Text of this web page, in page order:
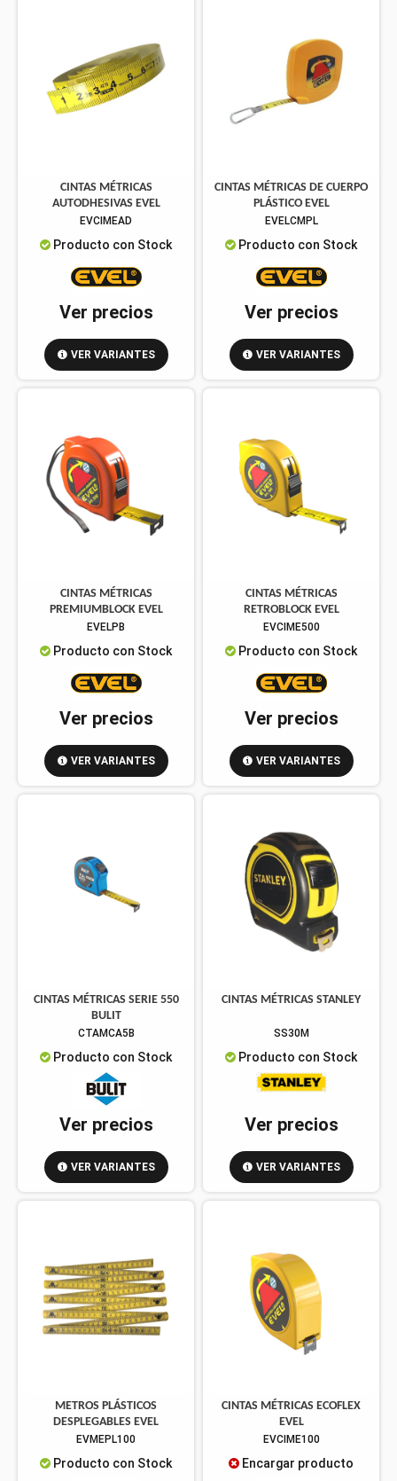
CINTAS MÉTRICAS
AUTODHESIVAS EVEL
EVCIMEAD
Producto con Stock
Ver precios
VER VARIANTES
CINTAS MÉTRICAS DE CUERPO
PLÁSTICO EVEL
EVELCMPL
Producto con Stock
Ver precios
VER VARIANTES
CINTAS MÉTRICAS
PREMIUMBLOCK EVEL
EVELPB
Producto con Stock
Ver precios
VER VARIANTES
CINTAS MÉTRICAS
RETROBLOCK EVEL
EVCIME500
Producto con Stock
Ver precios
VER VARIANTES
CINTAS MÉTRICAS SERIE 550
BULIT
CTAMCA5B
Producto con Stock
Ver precios
VER VARIANTES
CINTAS MÉTRICAS STANLEY
SS30M
Producto con Stock
Ver precios
VER VARIANTES
METROS PLÁSTICOS
DESPLEGABLES EVEL
EVMEPL100
Producto con Stock
CINTAS MÉTRICAS ECOFLEX
EVEL
EVCIME100
Encargar producto